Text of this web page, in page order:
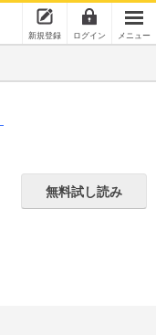
新規登録 ログイン メニュー
無料試し読み